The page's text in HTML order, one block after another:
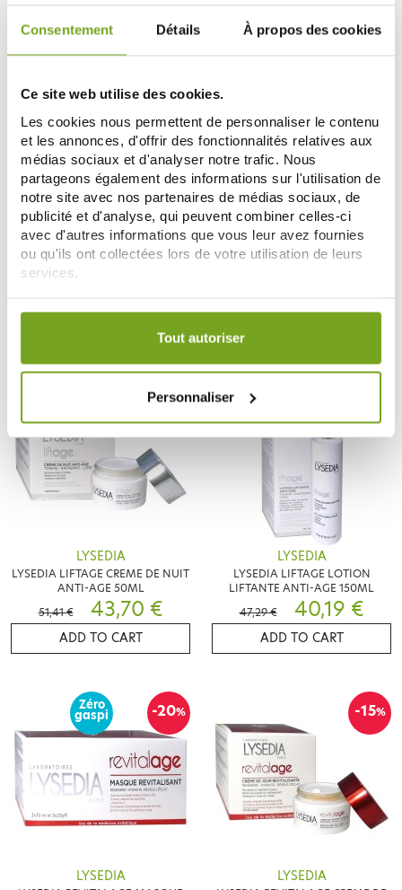
Consentement Détails À propos des cookies
Ce site web utilise des cookies.
Les cookies nous permettent de personnaliser le contenu
et les annonces, d'offrir des fonctionnalités relatives aux
médias sociaux et d'analyser notre trafic. Nous
partageons également des informations sur l'utilisation de
notre site avec nos partenaires de médias sociaux, de
publicité et d'analyse, qui peuvent combiner celles-ci
avec d'autres informations que vous leur avez fournies
ou qu'ils ont collectées lors de votre utilisation de leurs
services.
Votre choix de consentement est conservé pendant une
Tout autoriser
Personnaliser
SINCLAIR
FADIAMONE SOIN DE NUIT 30ML
LYSEDIA
LYSEDIA LIFTAGE CREME DE JOUR
-15%
LYSEDIA
LYSEDIA LIFTAGE CREME DE NUIT
ANTI-AGE 50ML
51,41 €
43,70 €
ADD TO CART
LYSEDIA
LYSEDIA LIFTAGE LOTION
LIFTANTE ANTI-AGE 150ML
47,29 €
40,19 €
ADD TO CART
-20%
Zéro
gaspi
LYSEDIA
-15%
LYSEDIA